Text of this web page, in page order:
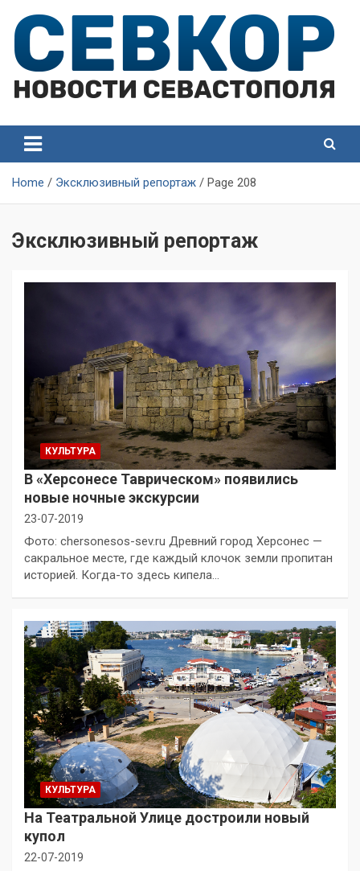
content
Севастополя
Севастополя
Home Эксклюзивный репортаж Page 208
Эксклюзивный репортаж
КУЛЬТУРА
В «Херсонесе Таврическом» появились
новые ночные экскурсии
23-07-2019
Фото: chersonesos-sev.ru Древний город Херсонес —
сакральное месте, где каждый клочок земли пропитан
историей. Когда-то здесь кипела…
КУЛЬТУРА
На Театральной Улице достроили новый
купол
22-07-2019